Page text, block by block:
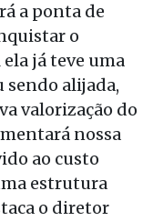
a ponta de
o
já teve uma
sendo alijada,
valorização do
nossa
ao custo
estrutura
o diretor